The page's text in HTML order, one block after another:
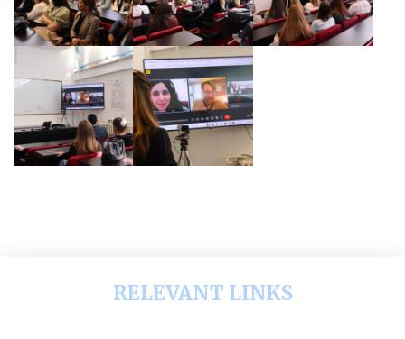
RELEVANT LINKS